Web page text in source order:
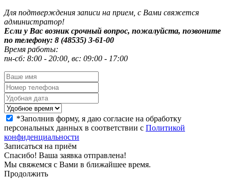
Для подтверждения записи на прием, с Вами свяжется
администратор!
Если у Вас возник срочный вопрос, пожалуйста, позвоните
по телефону: 8 (48535) 3-61-00
Время работы:
пн-сб: 8:00 - 20:00, вс: 09:00 - 17:00
*Заполнив форму, я даю согласие на обработку
персональных данных в соответствии с Политикой
конфиденциальности
Записаться на приём
Спасибо! Ваша заявка отправлена!
Мы свяжемся с Вами в ближайшее время.
Продолжить